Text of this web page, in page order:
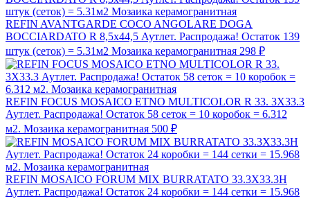
REFIN AVANTGARDE COCO ANGOLARE DOGA
BOCCIARDATO R 8,5x44,5 Аутлет. Распродажа! Остаток 139
штук (сеток) = 5.31м2 Мозаика керамогранитная 298 ₽
REFIN FOCUS MOSAICO ETNO MULTICOLOR R 33. 3X33.3
Аутлет. Распродажа! Остаток 58 сеток = 10 коробок = 6.312
м2. Мозаика керамогранитная 500 ₽
REFIN MOSAICO FORUM MIX BURRATATO 33.3X33.3H
Аутлет. Распродажа! Остаток 24 коробки = 144 сетки = 15.968